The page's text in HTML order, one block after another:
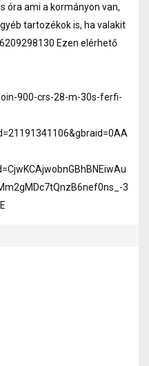
óra ami a kormányon van,
tartozékok is, ha valakit
Ezen elérhető
900-crs-28-m-30s-ferfi-
3